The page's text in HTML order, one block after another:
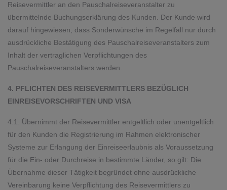
Reisevermittler an den Pauschalreiseveranstalter zu
übermittelnde Buchungserklärung des Kunden. Der Kunde wird
darauf hingewiesen, dass Sonderwünsche im Regelfall nur durch
ausdrückliche Bestätigung des Pauschalreiseveranstalters zum
Inhalt der vertraglichen Verpflichtungen des
Pauschalreiseveranstalters werden.
4. PFLICHTEN DES REISEVERMITTLERS BEZÜGLICH
EINREISEVORSCHRIFTEN UND VISA
4.1. Übernimmt der Reisevermittler entgeltlich oder unentgeltlich
für den Kunden die Registrierung im Rahmen elektronischer
Systeme zur Erlangung der Einreiseerlaubnis als Voraussetzung
für die Ein- oder Durchreise in bestimmte Länder, so gilt: Die
Übernahme dieser Tätigkeit begründet ohne ausdrückliche
Vereinbarung keine Verpflichtung des Reisevermittlers zu